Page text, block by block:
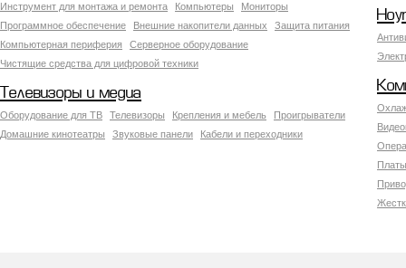
Инструмент для монтажа и ремонта Компьютеры
Мониторы
Программное обеспечение
Внешние накопители данных
Защита питания
Компьютерная периферия
Серверное оборудование
Чистящие средства для цифровой техники
Телевизоры и медиа
Оборудование для ТВ Телевизоры Крепления и мебель
Проигрыватели
Домашние кинотеатры
Звуковые панели Кабели и переходники